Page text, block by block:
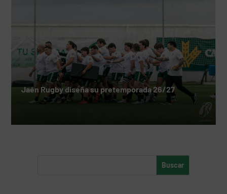
Jaén Rugby diseña su pretemporada 26/27